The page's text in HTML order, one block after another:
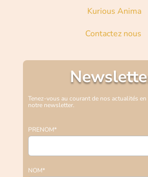
Kurious Anima
Contactez nous
Tenez-vous au courant de nos actualités
notre newsletter.
PRENOM*
NOM*